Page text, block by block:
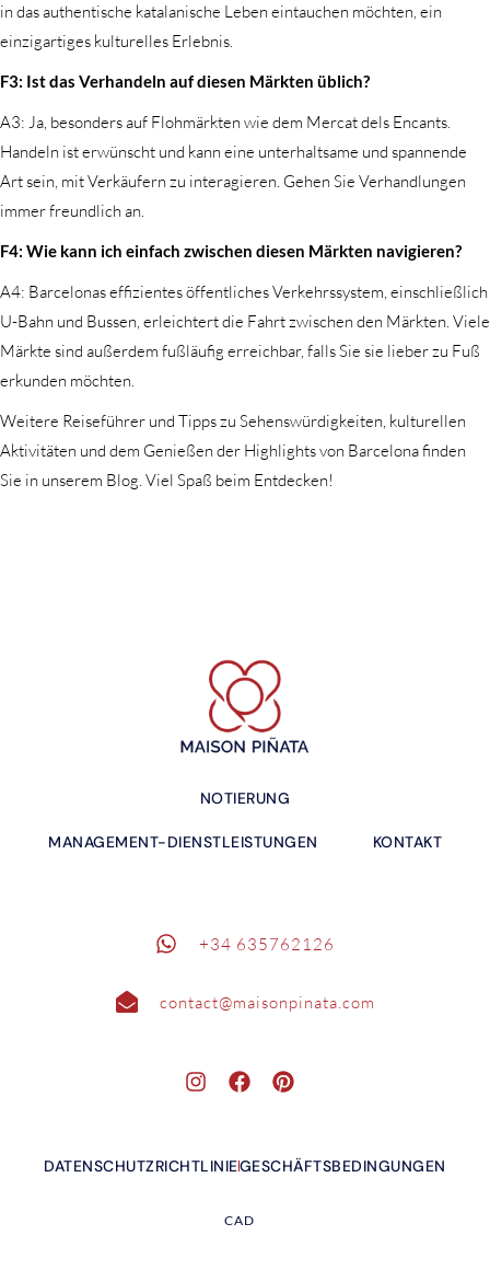
in das authentische katalanische Leben eintauchen möchten, ein
einzigartiges kulturelles Erlebnis.
F3: Ist das Verhandeln auf diesen Märkten üblich?
A3: Ja, besonders auf Flohmärkten wie dem Mercat dels Encants.
Handeln ist erwünscht und kann eine unterhaltsame und spannende
Art sein, mit Verkäufern zu interagieren. Gehen Sie Verhandlungen
immer freundlich an.
F4: Wie kann ich einfach zwischen diesen Märkten navigieren?
A4: Barcelonas effizientes öffentliches Verkehrssystem, einschließlich
U-Bahn und Bussen, erleichtert die Fahrt zwischen den Märkten. Viele
Märkte sind außerdem fußläufig erreichbar, falls Sie sie lieber zu Fuß
erkunden möchten.
Weitere Reiseführer und Tipps zu Sehenswürdigkeiten, kulturellen
Aktivitäten und dem Genießen der Highlights von Barcelona finden
Sie in unserem Blog. Viel Spaß beim Entdecken!
NOTIERUNG
MANAGEMENT-DIENSTLEISTUNGEN KONTAKT
+34 635762126
contact@maisonpinata.com
DATENSCHUTZRICHTLINIEGESCHÄFTSBEDINGUNGEN
CAD